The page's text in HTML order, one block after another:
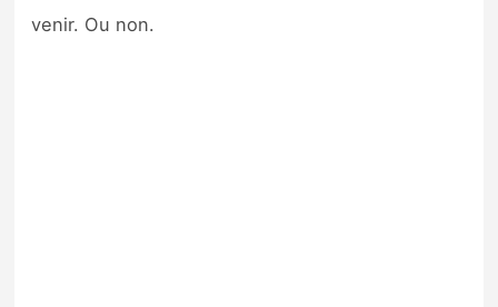
venir. Ou non.